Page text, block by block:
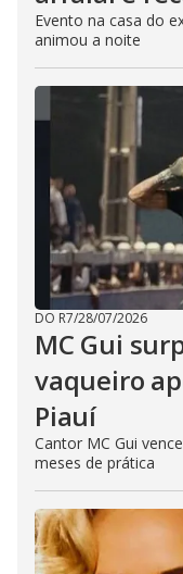
Evento na casa do
animou a noite
DO R7/28/07/2026
MC Gui
vaqueiro
Piauí
Cantor MC Gui
meses de prática